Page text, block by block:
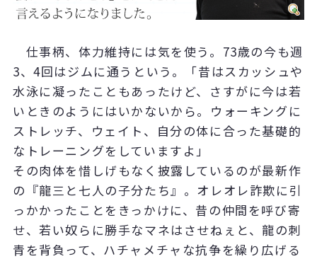
仕事柄、体力維持には気を使う。73歳の今も週
3、4回はジムに通うという。「昔はスカッシュや
水泳に凝ったこともあったけど、さすがに今は若
いときのようにはいかないから。ウォーキングに
ストレッチ、ウェイト、自分の体に合った基礎的
なトレーニングをしていますよ」
その肉体を惜しげもなく披露しているのが最新作
の『龍三と七人の子分たち』。オレオレ詐欺に引
っかかったことをきっかけに、昔の仲間を呼び寄
せ、若い奴らに勝手なマネはさせねぇと、龍の刺
青を背負って、ハチャメチャな抗争を繰り広げる